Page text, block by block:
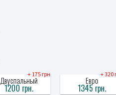
+ 175 грн
Двуспальный
1200 грн.
+ 320
Евро
1345 грн.